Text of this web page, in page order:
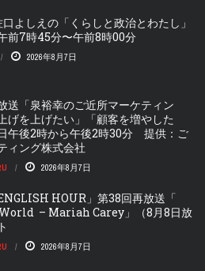
よしえの「くらしと政治とわたし」
前7時45分〜午前8時00分
2026年8月7日
「泉裕幸のご近所マーケティン
げを上げたい」「顧客を増やした
午後2時から午後2時30分 提供：ご
ィング株式会社
2026年8月7日
HOUR」第38回再放送「
– Mariah Carey」（8月8日放
2026年8月7日